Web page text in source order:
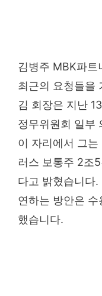
김병주 MBK파트
최근의 요청들을
김 회장은 지난
정무위원회 일부
이 자리에서 그
러스 보통주 2조
다고 밝혔습니다
연하는 방안은
했습니다.